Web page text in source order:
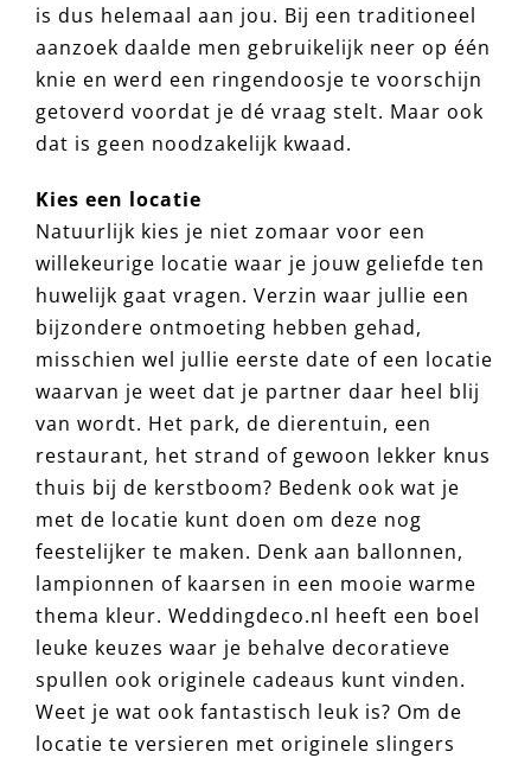
is dus helemaal aan jou. Bij een traditioneel
aanzoek daalde men gebruikelijk neer op één
knie en werd een ringendoosje te voorschijn
getoverd voordat je dé vraag stelt. Maar ook
dat is geen noodzakelijk kwaad.
Kies een locatie
Natuurlijk kies je niet zomaar voor een
willekeurige locatie waar je jouw geliefde ten
huwelijk gaat vragen. Verzin waar jullie een
bijzondere ontmoeting hebben gehad,
misschien wel jullie eerste date of een locatie
waarvan je weet dat je partner daar heel blij
van wordt. Het park, de dierentuin, een
restaurant, het strand of gewoon lekker knus
thuis bij de kerstboom? Bedenk ook wat je
met de locatie kunt doen om deze nog
feestelijker te maken. Denk aan ballonnen,
lampionnen of kaarsen in een mooie warme
thema kleur. Weddingdeco.nl heeft een boel
leuke keuzes waar je behalve decoratieve
spullen ook originele cadeaus kunt vinden.
Weet je wat ook fantastisch leuk is? Om de
locatie te versieren met originele slingers